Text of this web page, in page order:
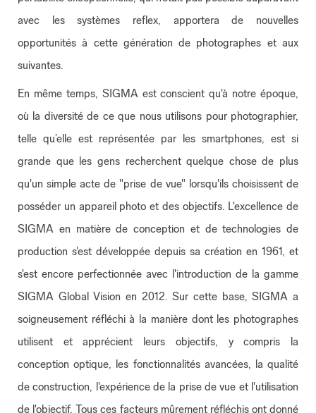
avec les systèmes reflex, apportera de nouvelles
opportunités à cette génération de photographes et aux
suivantes.
En même temps, SIGMA est conscient qu'à notre époque,
où la diversité de ce que nous utilisons pour photographier,
telle qu’elle est représentée par les smartphones, est si
grande que les gens recherchent quelque chose de plus
qu'un simple acte de "prise de vue" lorsqu'ils choisissent de
posséder un appareil photo et des objectifs. L'excellence de
SIGMA en matière de conception et de technologies de
production s'est développée depuis sa création en 1961, et
s'est encore perfectionnée avec l'introduction de la gamme
SIGMA Global Vision en 2012. Sur cette base, SIGMA a
soigneusement réfléchi à la manière dont les photographes
utilisent et apprécient leurs objectifs, y compris la
conception optique, les fonctionnalités avancées, la qualité
de construction, l'expérience de la prise de vue et l'utilisation
de l'objectif. Tous ces facteurs mûrement réfléchis ont donné